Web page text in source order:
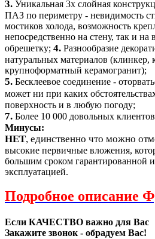
3. Уникальная 3х слойная
ПАЗ по периметру - невидимость
мостиков холода, возможность
непосредственно на стену, так и
обрешетку; 4. Разнообразие
натуральных материалов
крупноформатный керамогранит);
5. Бесклеевое соединение -
может ни при каких
поверхность и в любую погоду;
7. Более 10 000 довольных
Минусы:
НЕТ, единственно что можно
высокие первичные вложения,
большим сроком гарантированной
эксплуатацией.
Подробное описание
Если КАЧЕСТВО важно для Вас
Закажите звонок - обрадуем Вас!